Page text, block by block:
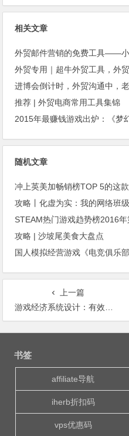
相关文章
外贸专用｜超牛外贸工具，外
推荐 | 外贸电商常用工具集锦
随机文章
攻略丨化虚为实：我的网络班
STEAM热门游戏趋势榜2016
攻略 | 沙坡尾美食大盘点
国人模拟经营游戏《电竞俱乐
上一篇
游戏经济系统设计：有效促进玩家交易的六种手段
文
书签
affiliate导航
iherb折扣码
vps优惠码